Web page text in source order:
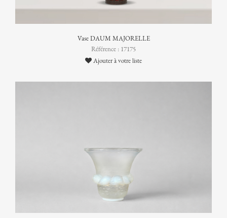
Vase DAUM MAJORELLE
Référence : 17175
Ajouter à votre liste